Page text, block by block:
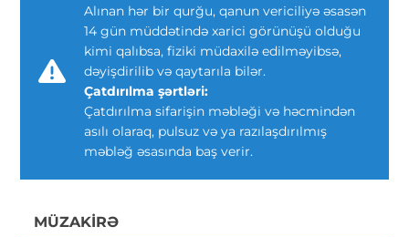
Alınan hər bir qurğu, qanun vericiliyə əsasən
14 gün müddətində xarici görünüşü olduğu
kimi qalıbsa, fiziki müdaxilə edilməyibsə,
dəyişdirilib və qaytarıla bilər.
Çatdırılma şərtləri:
Çatdırılma sifarişin məbləği və həcmindən
asılı olaraq, pulsuz və ya razılaşdırılmış
məbləğ əsasında baş verir.
MÜZAKIRƏ